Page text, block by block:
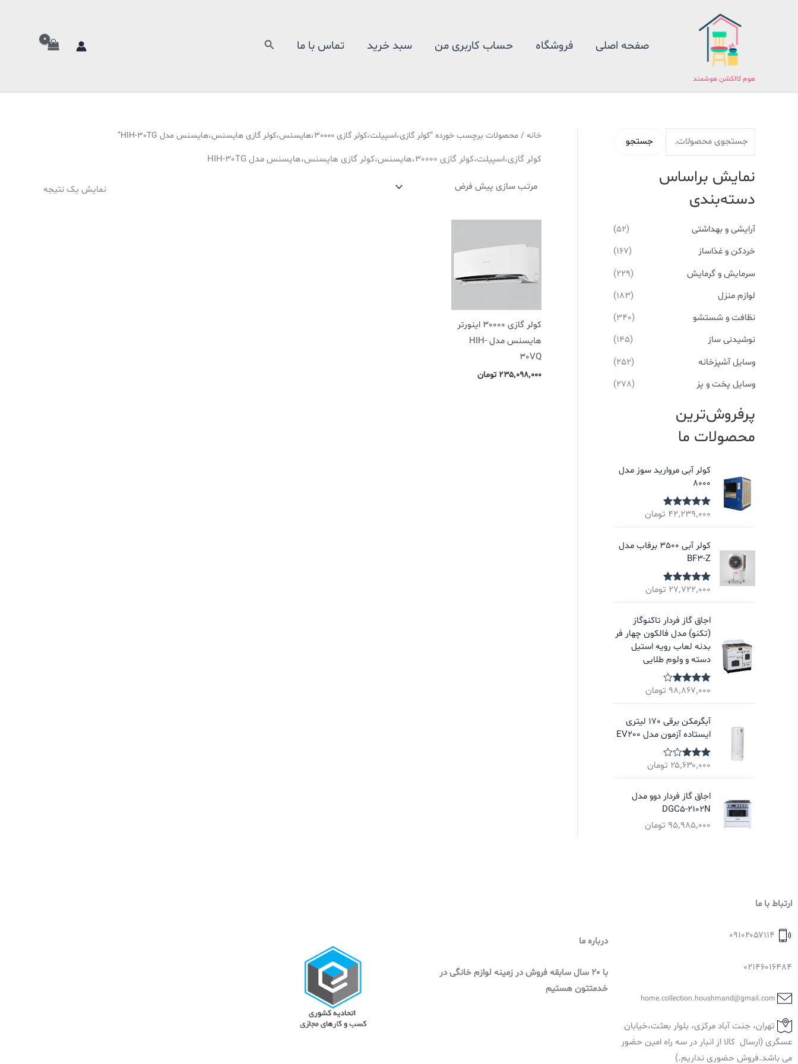
هوم کالکشن هوشمند
صفحه اصلی فروشگاه حساب کاربری من سبد خرید تماس با ما جستجو
و
ا
جستجو
نمایش براساس
دسته‌بندی
آرایشی و بهداشتی
(52)
خردکن و غذاساز
(167)
سرمایش و گرمایش
(229)
لوازم منزل
(183)
نظافت و شستشو
(340)
نوشیدنی ساز
(145)
وسایل آشپزخانه
(252)
وسایل پخت و پز
(278)
پرفروش‌ترین
محصولات ما
کولر آبی مروارید سوز مدل
8000
نمره5.00از
۴۲٬۲۳۹٬۰۰۰ تومان
کولر آبی 3500 برفاب مدل
BF3-Z
نمره5.00از
۲۷٬۷۲۲٬۰۰۰ تومان
اجاق گاز فردار تاکنوگاز
(تکنو) مدل فالکون چهار فر
بدنه لعاب رویه استیل
دسته و ولوم طلایی
نمره4.00
۹۸٬۸۶۷٬۰۰۰ تومان
آبگرمکن برقی 170 لیتری
ایستاده آزمون مدل EV200
نمره
۲۵٬۶۳۰٬۰۰۰ تومان
اجاق گاز فردار دوو مدل
DGC5-2102N
۹۵٬۹۸۵٬۰۰۰ تومان
خانه / محصولات برچسب خورده “کولر گازی،اسپیلت،کولر گازی 30000،هایسنس،کولر گازی هایسنس،هایسنس مدل HIH-30TG”
کولر گازی،اسپیلت،کولر گازی 30000،هایسنس،کولر گازی هایسنس،هایسنس مدل HIH-30TG
نمایش یک نتیجه
کولر گازی 30000 اینورتر
هایسنس مدل HIH-
30VQ
۲۳۵٬۰۹۸٬۰۰۰ تومان
ارتباط با ما
02146016484
تهران، جنت آباد مرکزی، بلوار بعثت،خیابان
عسگری (ارسال کالا از انبار در سه راه امین حضور
می باشد.فروش حضوری نداریم.)
درباره ما
با 20 سال سابقه فروش در زمینه لوازم خانگی در
خدمتتون هستیم